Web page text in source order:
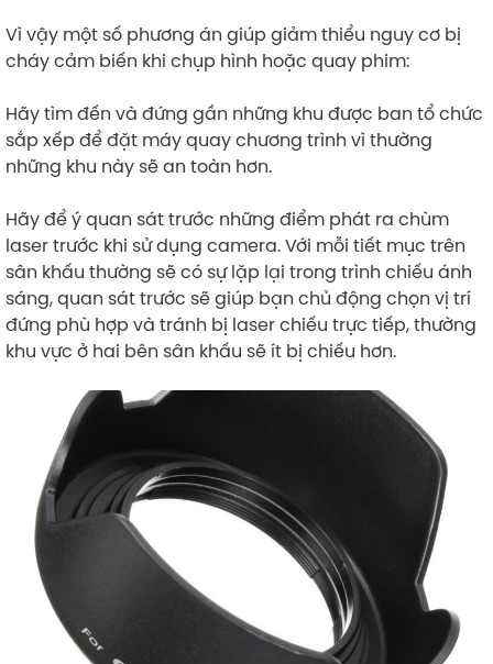
Vì vậy một số phương án giúp giảm thiểu nguy cơ bị
cháy cảm biến khi chụp hình hoặc quay phim:
Hãy tìm đến và đứng gần những khu được ban tổ chức
sắp xếp để đặt máy quay chương trình vì thường
những khu này sẽ an toàn hơn.
Hãy để ý quan sát trước những điểm phát ra chùm
laser trước khi sử dụng camera. Với mỗi tiết mục trên
sân khấu thường sẽ có sự lặp lại trong trình chiếu ánh
sáng, quan sát trước sẽ giúp bạn chủ động chọn vị trí
đứng phù hợp và tránh bị laser chiếu trực tiếp, thường
khu vực ở hai bên sân khấu sẽ ít bị chiếu hơn.